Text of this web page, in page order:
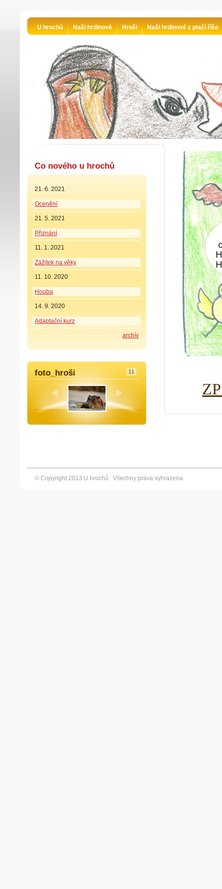
Co nového u hrochů
21. 6. 2021
Ocenění
21. 5. 2021
Přiznání
11. 1. 2021
Zážitek na věky
11. 10. 2020
Houba
14. 9. 2020
Adaptační kurz
archív
foto_hroši 11
U hrochů Naši hrdinové Hroši Naši hrdinové z ptačí říše
© Copyright 2013 U hrochů Všechny práva vyhrazena.